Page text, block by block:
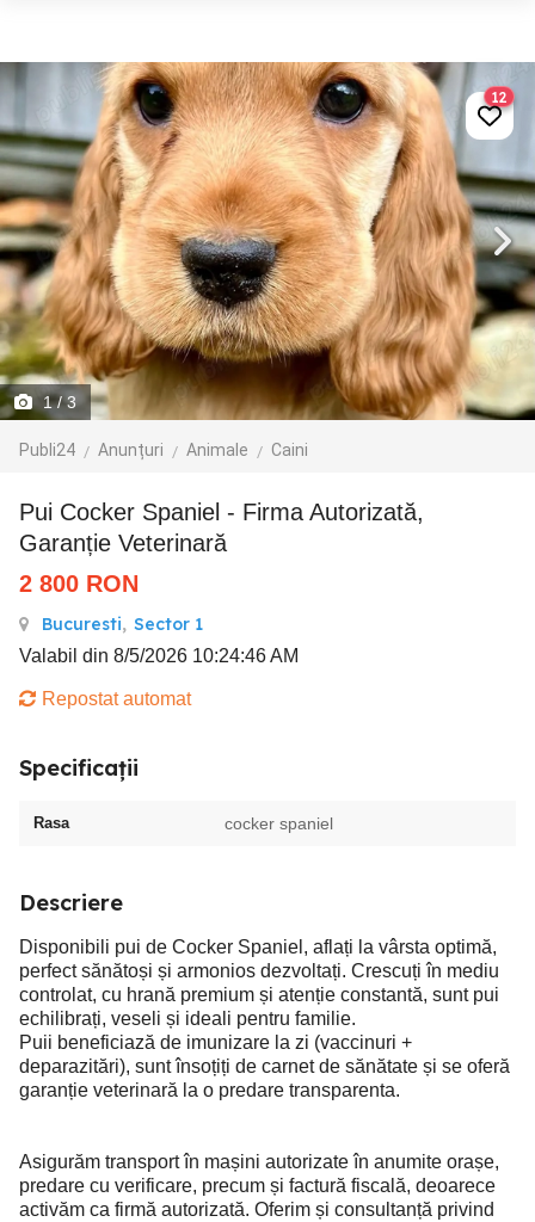
1/ 3
Publi24 Anunțuri Animale Caini
12
Pui Cocker Spaniel - Firma Autorizată,
Garanție Veterinară
2 800 RON
Bucuresti, Sector 1
Valabil din 8/5/2026 10:24:46 AM
Repostat automat
Specificații
Rasa cocker spaniel
Descriere
Disponibili pui de Cocker Spaniel, aflați la vârsta optimă,
perfect sănătoși și armonios dezvoltați. Crescuți în mediu
controlat, cu hrană premium și atenție constantă, sunt pui
echilibrați, veseli și ideali pentru familie.
Puii beneficiază de imunizare la zi (vaccinuri +
deparazitări), sunt însoțiți de carnet de sănătate și se oferă
garanție veterinară la o predare transparenta.
Asigurăm transport în mașini autorizate în anumite orașe,
predare cu verificare, precum și factură fiscală, deoarece
activăm ca firmă autorizată. Oferim și consultanță privind